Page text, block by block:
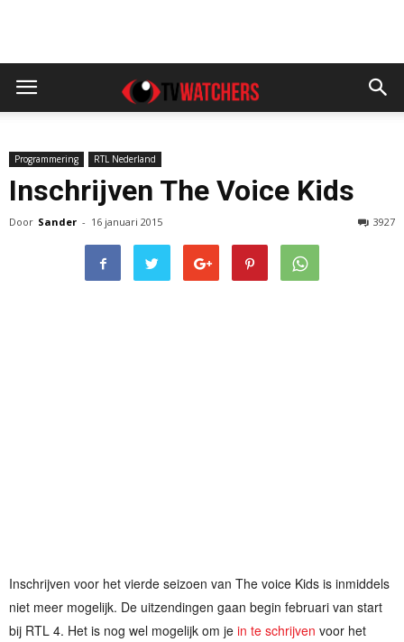
Programmering RTL Nederland
Inschrijven The Voice Kids
Door Sander - 16 januari 2015 3927
Inschrijven voor het vierde seizoen van The voice Kids is inmiddels
niet meer mogelijk. De uitzendingen gaan begin februari van start
bij RTL 4. Het is nog wel mogelijk om je in te schrijven voor het